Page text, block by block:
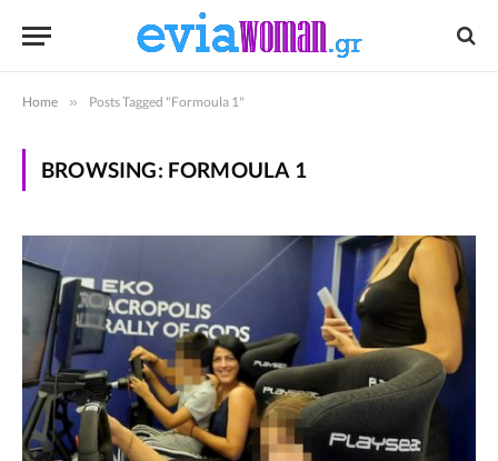
Home » Posts Tagged "Formoula 1"
BROWSING: FORMOULA 1